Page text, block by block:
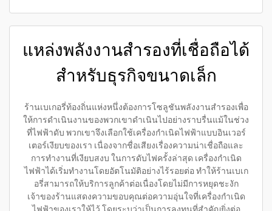
แหล่งพลังงานสำรองที่เชื่อถือได้
สำหรับธุรกิจขนาดเล็ก
ร้านเบเกอรี่ท้องถิ่นแห่งหนึ่งต้องการโซลูชันพลังงานสำรองเพื่อ
ให้การดำเนินงานของพวกเขาดำเนินไปอย่างราบรื่นแม้ในช่วง
ที่ไฟฟ้าดับ พวกเขาจึงเลือกใช้เครื่องกำเนิดไฟฟ้าแบบอินเวอร์
เตอร์เงียบของเรา เนื่องจากชื่อเสียงเรื่องความน่าเชื่อถือและ
การทำงานที่เงียบสงบ ในการดับไฟครั้งล่าสุด เครื่องกำเนิด
ไฟฟ้าได้เริ่มทำงานโดยอัตโนมัติอย่างไร้รอยต่อ ทำให้ร้านเบเก
อรี่สามารถให้บริการลูกค้าต่อเนื่องโดยไม่มีการหยุดชะงัก
เจ้าของร้านแสดงความขอบคุณต่อความอุ่นใจที่เครื่องกำเนิด